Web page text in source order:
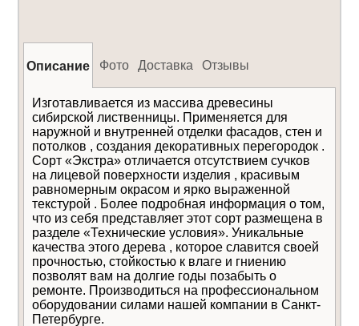
Описание Фото Доставка Отзывы
Изготавливается из массива древесины
сибирской лиственницы. Применяется для
наружной и внутренней отделки фасадов, стен и
потолков , создания декоративных перегородок .
Сорт «Экстра» отличается отсутствием cучков
на лицевой поверхности изделия , красивым
равномерным окрасом и ярко выраженной
текстурой . Более подробная информация о том,
что из себя представляет этот сорт размещена в
разделе «Технические условия». Уникальные
качества этого дерева , которое славится своей
прочностью, стойкостью к влаге и гниению
позволят вам на долгие годы позабыть о
ремонте. Производиться на профессиональном
оборудовании силами нашей компании в Санкт-
Петербурге.
Отправить Даюсогласие на обработку
персональных данных Уведомлять меня о
новых комментариях по электронной почте